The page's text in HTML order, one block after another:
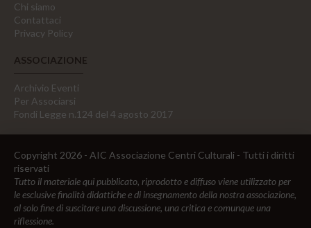
Chi siamo
Contattaci
Privacy Policy
ASSOCIAZIONE
Archivio Eventi
Per Associarsi
Fondi Legge n.124 del 4 agosto 2017
Copyright 2026 - AIC Associazione Centri Culturali - Tutti i diritti
riservati
Tutto il materiale qui pubblicato, riprodotto e diffuso viene utilizzato per
le esclusive finalità didattiche e di insegnamento della nostra associazione,
al solo fine di suscitare una discussione, una critica e comunque una
riflessione.